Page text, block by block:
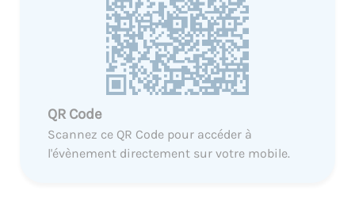
QR Code
Scannez ce QR Code pour accéder à
l'évènement directement sur votre mobile.